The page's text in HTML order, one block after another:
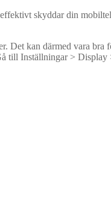
skyddar din
Det kan därmed vara
till Inställningar >